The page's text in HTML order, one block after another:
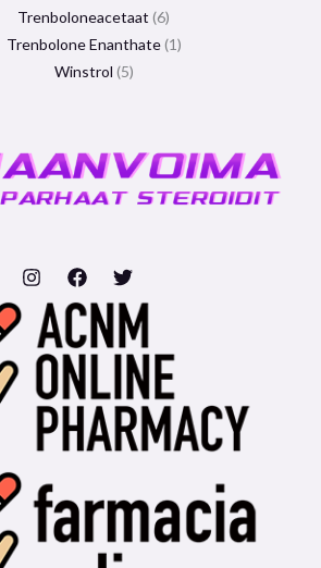
Trenboloneacetaat 6
Trenbolone Enanthate 1
Winstrol 5